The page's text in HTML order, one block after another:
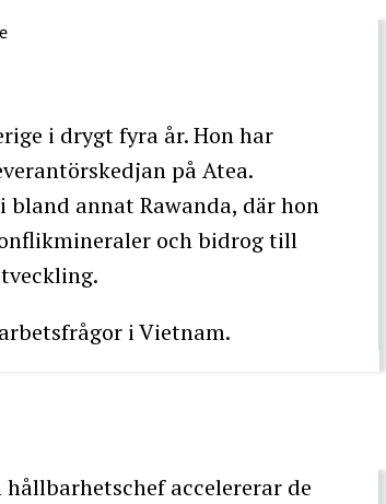
i drygt fyra år. Hon har
på Atea.
annat Rawanda, där hon
och bidrog till
i Vietnam.
accelererar de